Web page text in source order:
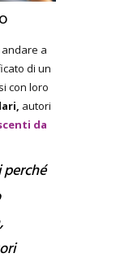
a
di un
con loro
autori
da